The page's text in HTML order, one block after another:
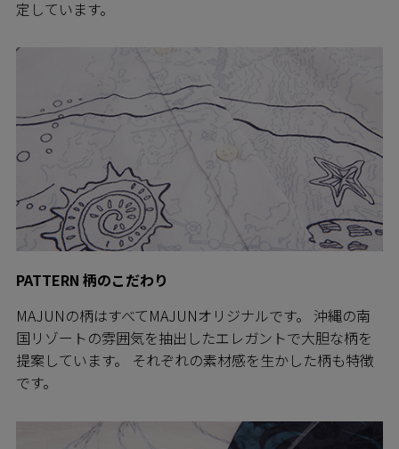
定しています。
PATTERN 柄のこだわり
MAJUNの柄はすべてMAJUNオリジナルです。 沖縄の南
国リゾートの雰囲気を抽出したエレガントで大胆な柄を
提案しています。 それぞれの素材感を生かした柄も特徴
です。